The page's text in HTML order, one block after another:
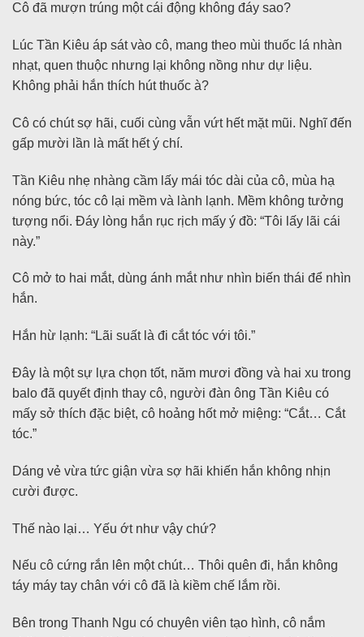
Cô đã mượn trúng một cái động không đáy sao?
Lúc Tần Kiêu áp sát vào cô, mang theo mùi thuốc lá nhàn
nhạt, quen thuộc nhưng lại không nồng như dự liệu.
Không phải hắn thích hút thuốc à?
Cô có chút sợ hãi, cuối cùng vẫn vứt hết mặt mũi. Nghĩ đến
gấp mười lần là mất hết ý chí.
Tần Kiêu nhẹ nhàng cầm lấy mái tóc dài của cô, mùa hạ
nóng bức, tóc cô lại mềm và lành lạnh. Mềm không tưởng
tượng nổi. Đáy lòng hắn rục rịch mấy ý đồ: “Tôi lấy lãi cái
này.”
Cô mở to hai mắt, dùng ánh mắt như nhìn biến thái để nhìn
hắn.
Hắn hừ lạnh: “Lãi suất là đi cắt tóc với tôi.”
Đây là một sự lựa chọn tốt, năm mươi đồng và hai xu trong
balo đã quyết định thay cô, người đàn ông Tần Kiêu có
mấy sở thích đặc biệt, cô hoảng hốt mở miệng: “Cắt… Cắt
tóc.”
Dáng vẻ vừa tức giận vừa sợ hãi khiến hắn không nhịn
cười được.
Thế nào lại… Yếu ớt như vậy chứ?
Nếu cô cứng rắn lên một chút… Thôi quên đi, hắn không
táy máy tay chân với cô đã là kiềm chế lắm rồi.
Bên trong Thanh Ngu có chuyên viên tạo hình, cô nắm